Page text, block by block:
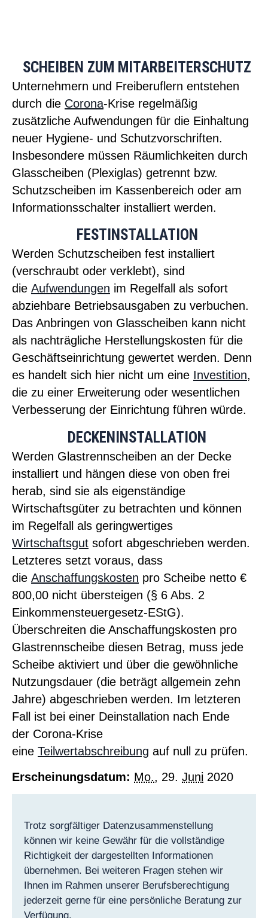
SCHEIBEN ZUM MITARBEITERSCHUTZ
Unternehmern und Freiberuflern entstehen
durch die Corona-Krise regelmäßig
zusätzliche Aufwendungen für die Einhaltung
neuer Hygiene- und Schutzvorschriften.
Insbesondere müssen Räumlichkeiten durch
Glasscheiben (Plexiglas) getrennt bzw.
Schutzscheiben im Kassenbereich oder am
Informationsschalter installiert werden.
FESTINSTALLATION
Werden Schutzscheiben fest installiert
(verschraubt oder verklebt), sind
die Aufwendungen im Regelfall als sofort
abziehbare Betriebsausgaben zu verbuchen.
Das Anbringen von Glasscheiben kann nicht
als nachträgliche Herstellungskosten für die
Geschäftseinrichtung gewertet werden. Denn
es handelt sich hier nicht um eine Investition,
die zu einer Erweiterung oder wesentlichen
Verbesserung der Einrichtung führen würde.
DECKENINSTALLATION
Werden Glastrennscheiben an der Decke
installiert und hängen diese von oben frei
herab, sind sie als eigenständige
Wirtschaftsgüter zu betrachten und können
im Regelfall als geringwertiges
Wirtschaftsgut sofort abgeschrieben werden.
Letzteres setzt voraus, dass
die Anschaffungskosten pro Scheibe netto €
800,00 nicht übersteigen (§ 6 Abs. 2
Einkommensteuergesetz-EStG).
Überschreiten die Anschaffungskosten pro
Glastrennscheibe diesen Betrag, muss jede
Scheibe aktiviert und über die gewöhnliche
Nutzungsdauer (die beträgt allgemein zehn
Jahre) abgeschrieben werden. Im letzteren
Fall ist bei einer Deinstallation nach Ende
der Corona-Krise
eine Teilwertabschreibung auf null zu prüfen.
Erscheinungsdatum: Mo., 29. Juni 2020
Trotz sorgfältiger Datenzusammenstellung
können wir keine Gewähr für die vollständige
Richtigkeit der dargestellten Informationen
übernehmen. Bei weiteren Fragen stehen wir
Ihnen im Rahmen unserer Berufsberechtigung
jederzeit gerne für eine persönliche Beratung zur
Verfügung.